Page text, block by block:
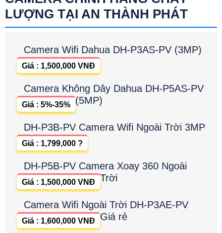
LƯỢNG TẠI AN THÀNH PHÁT
Camera Wifi Dahua DH-P3AS-PV (3MP)
Giá : 1,500,000 VNĐ
Camera Không Dây Dahua DH-P5AS-PV
(5MP)
Giá : 5%-35%
DH-P3B-PV Camera Wifi Ngoài Trời 3MP
Giá : 1,799,000 ?
DH-P5B-PV Camera Xoay 360 Ngoài
Trời
Giá : 1,500,000 VNĐ
Camera Wifi Ngoài Trời DH-P3AE-PV
Giá rẻ
Giá : 1,600,000 VNĐ